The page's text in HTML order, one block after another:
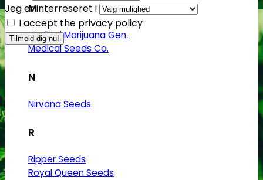
M
Medical Marijuana Gen.
Medical Seeds Co.
N
Nirvana Seeds
R
Ripper Seeds
Royal Queen Seeds
Jeg er interreseret i
I accept the privacy policy